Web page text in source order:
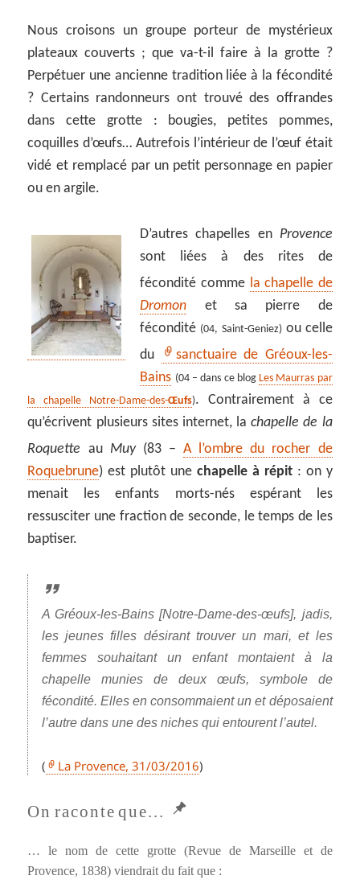
Nous croisons un groupe porteur de mystérieux
plateaux couverts ; que va-t-il faire à la grotte ?
Perpétuer une ancienne tradition liée à la fécondité
? Certains randonneurs ont trouvé des offrandes
dans cette grotte : bougies, petites pommes,
coquilles d’œufs… Autrefois l’intérieur de l’œuf était
vidé et remplacé par un petit personnage en papier
ou en argile.
D’autres chapelles en Provence
sont liées à des rites de
fécondité comme la chapelle de
Dromon et sa pierre de
fécondité (04, Saint-Geniez)ou celle
du
sanctuaire de Gréoux-les-
Bains (04 – dans ce blog Les Maurras par
la chapelle Notre-Dame-des-Œufs). Contrairement à ce
qu’écrivent plusieurs sites internet, lachapelle de la
Roquette au Muy(83 –A l’ombre du rocher de
Roquebrune) est plutôt unechapelle à répit: on y
menait les enfants morts-nés espérant les
ressusciter une fraction de seconde, le temps de les
baptiser.
A Gréoux-les-Bains [Notre-Dame-des-œufs], jadis,
les jeunes filles désirant trouver un mari, et les
femmes souhaitant un enfant montaient à la
chapelle munies de deux œufs, symbole de
fécondité. Elles en consommaient un et déposaient
l’autre dans une des niches qui entourent l’autel.
( La Provence, 31/03/2016)
… le nom de cette grotte (Revue de Marseille et de
Provence, 1838) viendrait du fait que :